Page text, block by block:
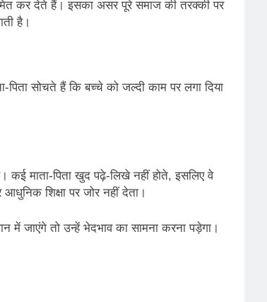
कर देते हैं। इसका असर पूरे समाज की तरक्की पर
है।
सोचते हैं कि बच्चे को जल्दी काम पर लगा दिया
कई माता-पिता खुद पढ़े-लिखे नहीं होते, इसलिए वे
शिक्षा पर जोर नहीं देता।
में जाएंगे तो उन्हें भेदभाव का सामना करना पड़ेगा।